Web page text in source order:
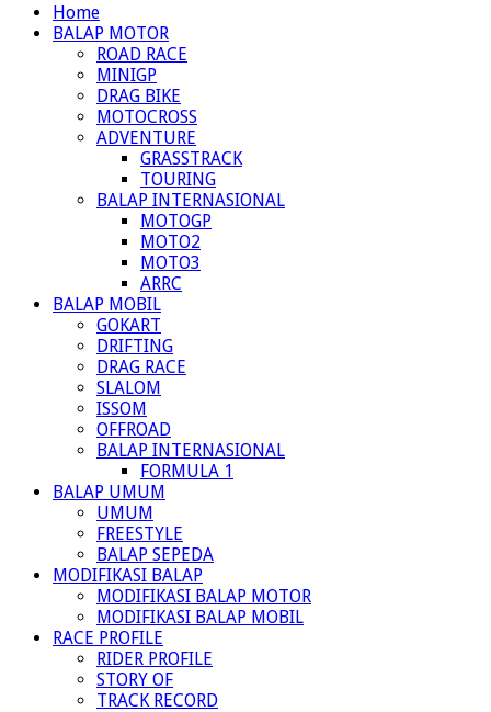
Home
BALAP MOTOR
ROAD RACE
MINIGP
DRAG BIKE
MOTOCROSS
ADVENTURE
GRASSTRACK
TOURING
BALAP INTERNASIONAL
MOTOGP
MOTO2
MOTO3
ARRC
BALAP MOBIL
GOKART
DRIFTING
DRAG RACE
SLALOM
ISSOM
OFFROAD
BALAP INTERNASIONAL
FORMULA 1
BALAP UMUM
UMUM
FREESTYLE
BALAP SEPEDA
MODIFIKASI BALAP
MODIFIKASI BALAP MOTOR
MODIFIKASI BALAP MOBIL
RACE PROFILE
RIDER PROFILE
STORY OF
TRACK RECORD